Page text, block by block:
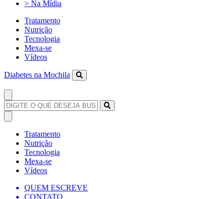
> Na Mídia
Tratamento
Nutrição
Tecnologia
Mexa-se
Vídeos
Diabetes na Mochila
Tratamento
Nutrição
Tecnologia
Mexa-se
Vídeos
QUEM ESCREVE
CONTATO